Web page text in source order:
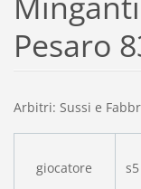
Pesaro
Arbitri: Sussi e
giocatore s5